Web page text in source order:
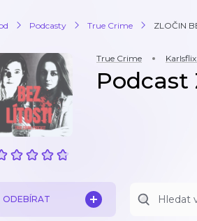
Podcasty True Crime ZLOČIN
True Crime
Podcast
ODEBÍRAT